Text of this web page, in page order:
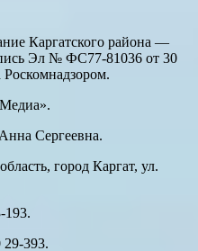
Каргатского района —
Эл № ФС77-81036 от 30
Роскомнадзором.
Сергеевна.
город Каргат, ул.
193.
29-393.